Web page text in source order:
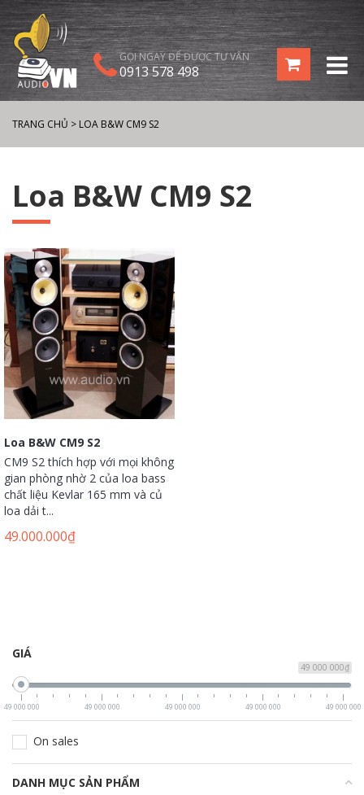
GỌI NGAY ĐỂ ĐƯỢC TƯ VẤN
0913 578 498
TRANG CHỦ > LOA B&W CM9 S2
Loa B&W CM9 S2
Loa B&W CM9 S2
CM9 S2 thích hợp với mọi không
gian phòng nhờ 2 của loa bass
chất liệu Kevlar 165 mm và củ
loa dải t...
49.000.000₫
GIÁ
49 000 000₫
49 000 000 49 000 000 49 000 000 49 000 000 49 000 000
On sales
DANH MỤC SẢN PHẨM